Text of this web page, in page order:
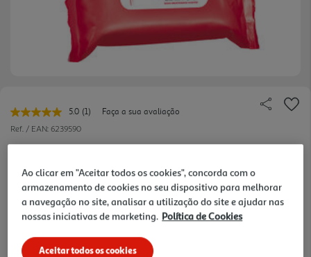
5.0 Leu
a
mesma
página.
(1)
Faça a sua avaliação
Ref. / EAN: 6239590
12,50 €
Notas de preparação
Ao clicar em "Aceitar todos os cookies", concorda com o
armazenamento de cookies no seu dispositivo para melhorar
a navegação no site, analisar a utilização do site e ajudar nas
nossas iniciativas de marketing. Política de Cookies
Aceitar todos os cookies